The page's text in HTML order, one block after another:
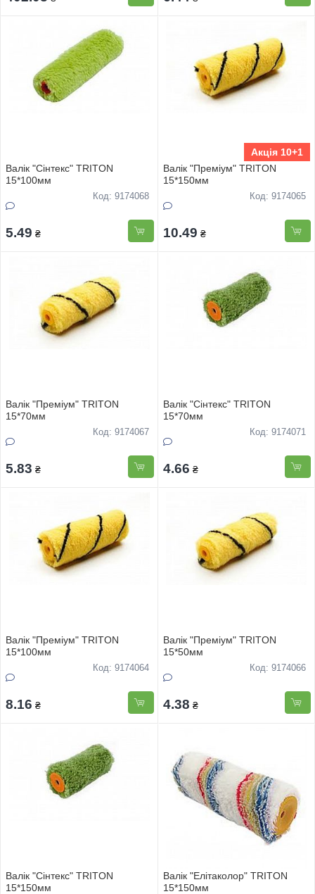
Валiк "Сiнтекс" TRITON
15*100мм
Код: 9174068
5.49 ₴
Акція 10+1
Валiк "Премiум" TRITON
15*150мм
Код: 9174065
10.49 ₴
Валiк "Премiум" TRITON
15*70мм
Код: 9174067
5.83 ₴
Валiк "Сiнтекс" TRITON
15*70мм
Код: 9174071
4.66 ₴
Валiк "Премiум" TRITON
15*100мм
Код: 9174064
8.16 ₴
Валiк "Премiум" TRITON
15*50мм
Код: 9174066
4.38 ₴
Валiк "Сiнтекс" TRITON
15*150мм
Валiк "Елiтаколор" TRITON
15*150мм